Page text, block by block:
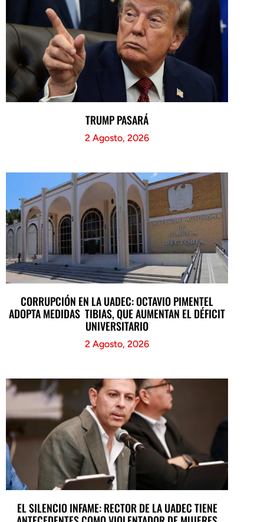
TRUMP PASARÁ
2 Agosto, 2026
CORRUPCIÓN EN LA UADEC: OCTAVIO PIMENTEL
ADOPTA MEDIDAS TIBIAS, QUE AUMENTAN EL DÉFICIT
UNIVERSITARIO
2 Agosto, 2026
EL SILENCIO INFAME: RECTOR DE LA UADEC TIENE